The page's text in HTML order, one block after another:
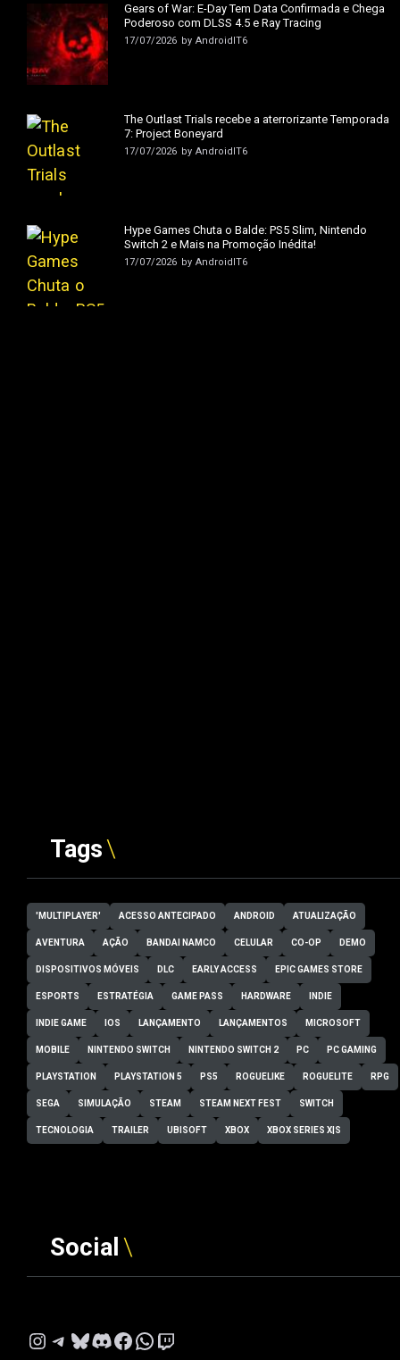
Gears of War: E-Day Tem Data Confirmada e Chega
Poderoso com DLSS 4.5 e Ray Tracing
17/07/2026 by AndroidIT6
The Outlast Trials recebe a aterrorizante Temporada
7: Project Boneyard
17/07/2026 by AndroidIT6
Hype Games Chuta o Balde: PS5 Slim, Nintendo
Switch 2 e Mais na Promoção Inédita!
17/07/2026 by AndroidIT6
Tags
'MULTIPLAYER' ACESSO ANTECIPADO ANDROID ATUALIZAÇÃO
AVENTURA AÇÃO BANDAI NAMCO CELULAR CO-OP DEMO
DISPOSITIVOS MÓVEIS DLC EARLY ACCESS EPIC GAMES STORE
ESPORTS ESTRATÉGIA GAME PASS HARDWARE INDIE
INDIE GAME IOS LANÇAMENTO LANÇAMENTOS MICROSOFT
MOBILE NINTENDO SWITCH NINTENDO SWITCH 2 PC PC GAMING
PLAYSTATION PLAYSTATION 5 PS5 ROGUELIKE ROGUELITE RPG
SEGA SIMULAÇÃO STEAM STEAM NEXT FEST SWITCH
TECNOLOGIA TRAILER UBISOFT XBOX XBOX SERIES X|S
Social
Instagram
Telegram
Bluesky
Discord
Facebook
WhatsApp
Twitch